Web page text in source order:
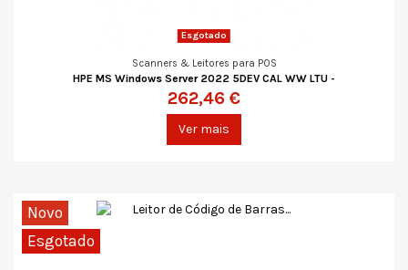
Esgotado
Scanners & Leitores para POS
HPE MS Windows Server 2022 5DEV CAL WW LTU -
262,46 €
Ver mais
Novo
Esgotado